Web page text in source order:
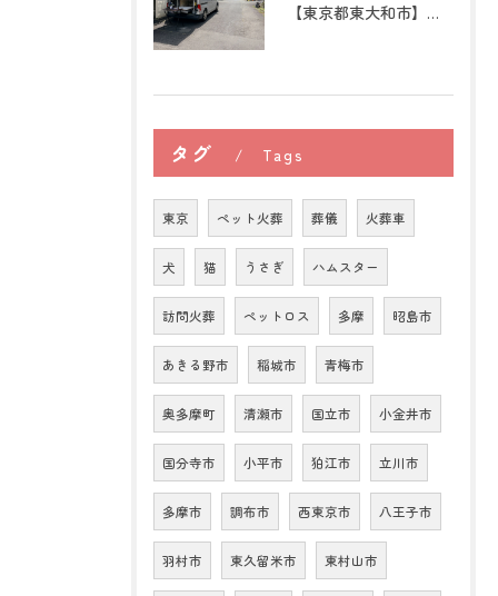
【東京都東大和市】トイプードルの訪問ペット火葬｜大切な家族へ...
タグ Tags
東京 ペット火葬 葬儀 火葬車
犬 猫 うさぎ ハムスター
訪問火葬 ペットロス 多摩 昭島市
あきる野市 稲城市 青梅市
奥多摩町 清瀬市 国立市 小金井市
国分寺市 小平市 狛江市 立川市
多摩市 調布市 西東京市 八王子市
羽村市 東久留米市 東村山市